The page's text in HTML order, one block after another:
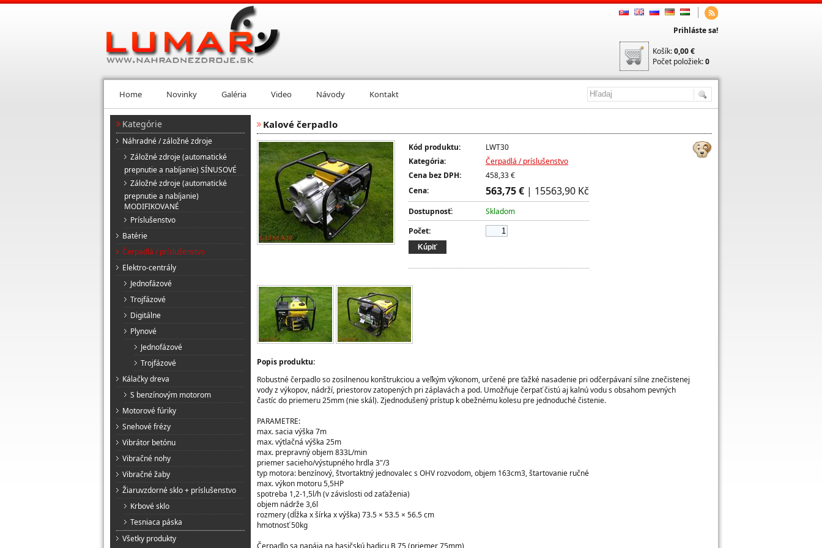
Prihláste sa!
Košík:0,00 €
Počet položiek:0
Home Novinky Galéria Video Návody Kontakt
Kategórie
Náhradné / záložné zdroje
Záložné zdroje (automatické
prepnutie a nabíjanie) SÍNUSOVÉ
Záložné zdroje (automatické
prepnutie a nabíjanie)
MODIFIKOVANÉ
Príslušenstvo
Batérie
Čerpadlá / príslušenstvo
Elektro-centrály
Jednofázové
Trojfázové
Digitálne
Plynové
Jednofázové
Trojfázové
Kálačky dreva
S benzínovým motorom
Motorové fúriky
Snehové frézy
Vibrátor betónu
Vibračné nohy
Vibračné žaby
Žiaruvzdorné sklo + príslušenstvo
Krbové sklo
Tesniaca páska
Všetky produkty
Kalové čerpadlo
Kód produktu:
LWT30
Kategória:
Čerpadlá / príslušenstvo
Cena bez DPH:
458,33 €
Cena:
563,75 € | 15563,90 Kč
Dostupnosť:
Skladom
Počet:
Popis produktu:
Robustné čerpadlo so zosilnenou konštrukciou a veľkým výkonom, určené pre ťažké nasadenie pri odčerpávaní silne znečistenej
vody z výkopov, nádrží, priestorov zatopených pri záplavách a pod. Umožňuje čerpať čistú aj kalnú vodu s obsahom pevných
častíc do priemeru 25mm (nie skál). Zjednodušený prístup k obežnému kolesu pre jednoduché čistenie.
PARAMETRE:
max. sacia výška 7m
max. výtlačná výška 25m
max. prepravný objem 833L/min
priemer sacieho/výstupného hrdla 3"/3
typ motora: benzínový, štvortaktný jednovalec s OHV rozvodom, objem 163cm3, štartovanie ručné
max. výkon motoru 5,5HP
spotreba 1,2-1,5l/h (v závislosti od zaťaženia)
objem nádrže 3,6l
rozmery (dĺžka x šírka x výška) 73.5 × 53.5 × 56.5 cm
hmotnosť 50kg
Čerpadlo sa napája na hasičskú hadicu B 75 (priemer 75mm)